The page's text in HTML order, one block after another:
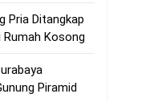
Pria Ditangkap
Kosong
Piramid